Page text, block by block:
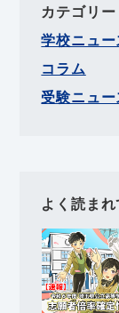
カテゴリー
学校ニュー
コラム
受験ニュー
よく読ま